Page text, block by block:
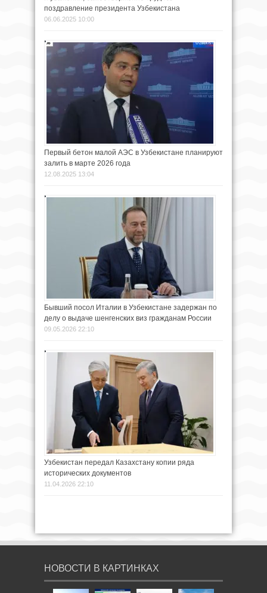
поздравление президента Узбекистана
06.06.2025 10:00
Первый бетон малой АЭС в Узбекистане планируют
залить в марте 2026 года
12.08.2025 13:04
Бывший посол Италии в Узбекистане задержан по
делу о выдаче шенгенских виз гражданам России
09.05.2026 22:10
Узбекистан передал Казахстану копии ряда
исторических документов
11.04.2026 22:10
НОВОСТИ В КАРТИНКАХ